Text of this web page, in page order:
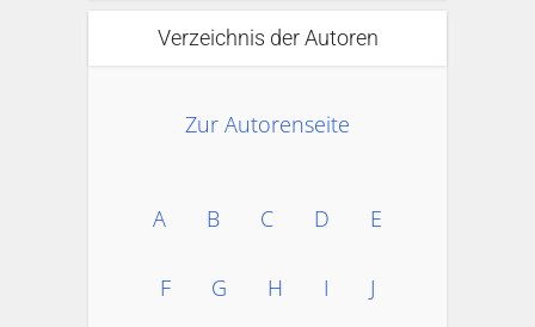
Verzeichnis der Autoren
Zur Autorenseite
A B C D E
F G H I J